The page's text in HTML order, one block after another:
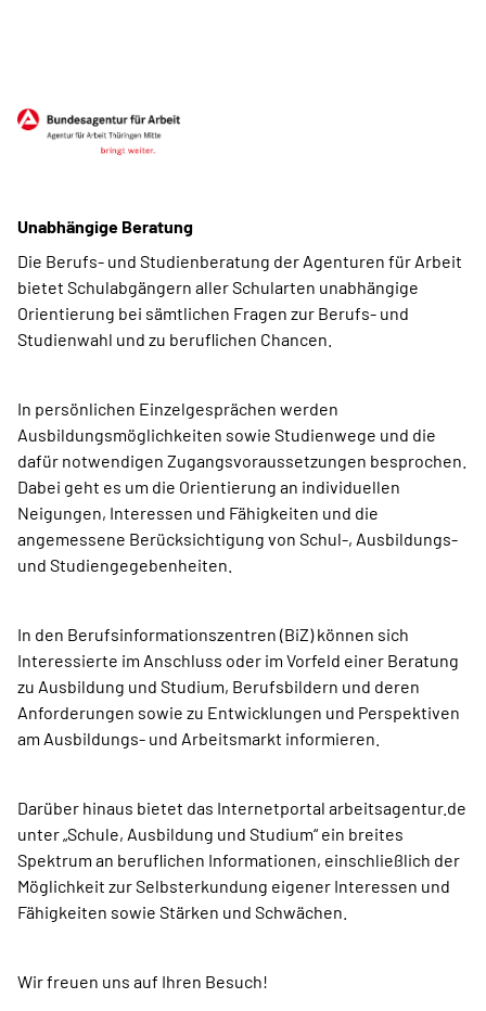
Unabhängige Beratung
Die Berufs- und Studienberatung der Agenturen für Arbeit
bietet Schulabgängern aller Schularten unabhängige
Orientierung bei sämtlichen Fragen zur Berufs- und
Studienwahl und zu beruflichen Chancen.
In persönlichen Einzelgesprächen werden
Ausbildungsmöglichkeiten sowie Studienwege und die
dafür notwendigen Zugangsvoraussetzungen besprochen.
Dabei geht es um die Orientierung an individuellen
Neigungen, Interessen und Fähigkeiten und die
angemessene Berücksichtigung von Schul-, Ausbildungs-
und Studiengegebenheiten.
In den Berufsinformationszentren (BiZ) können sich
Interessierte im Anschluss oder im Vorfeld einer Beratung
zu Ausbildung und Studium, Berufsbildern und deren
Anforderungen sowie zu Entwicklungen und Perspektiven
am Ausbildungs- und Arbeitsmarkt informieren.
Darüber hinaus bietet das Internetportal arbeitsagentur.de
unter „Schule, Ausbildung und Studium“ ein breites
Spektrum an beruflichen Informationen, einschließlich der
Möglichkeit zur Selbsterkundung eigener Inte­res­sen und
Fähigkeiten sowie Stärken und Schwächen.
Wir freuen uns auf Ihren Besuch!